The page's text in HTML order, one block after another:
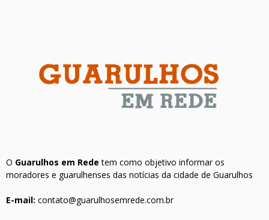
O Guarulhos em Rede tem como objetivo informar os
moradores e guarulhenses das notícias da cidade de Guarulhos
E-mail: contato@guarulhosemrede.com.br